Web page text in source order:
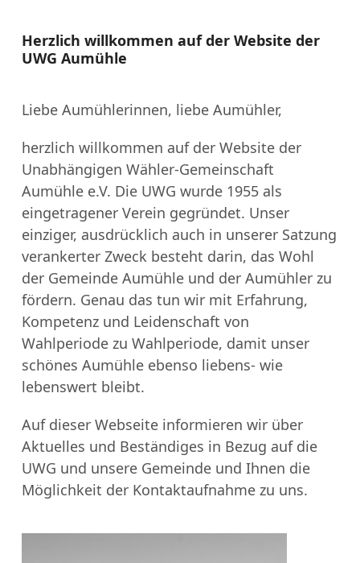
Herzlich willkommen auf der Website der
UWG Aumühle
Liebe Aumühlerinnen, liebe Aumühler,
herzlich willkommen auf der Website der
Unabhängigen Wähler-Gemeinschaft
Aumühle e.V. Die UWG wurde 1955 als
eingetragener Verein gegründet. Unser
einziger, ausdrücklich auch in unserer Satzung
verankerter Zweck besteht darin, das Wohl
der Gemeinde Aumühle und der Aumühler zu
fördern. Genau das tun wir mit Erfahrung,
Kompetenz und Leidenschaft von
Wahlperiode zu Wahlperiode, damit unser
schönes Aumühle ebenso liebens- wie
lebenswert bleibt.
Auf dieser Webseite informieren wir über
Aktuelles und Beständiges in Bezug auf die
UWG und unsere Gemeinde und Ihnen die
Möglichkeit der Kontaktaufnahme zu uns.